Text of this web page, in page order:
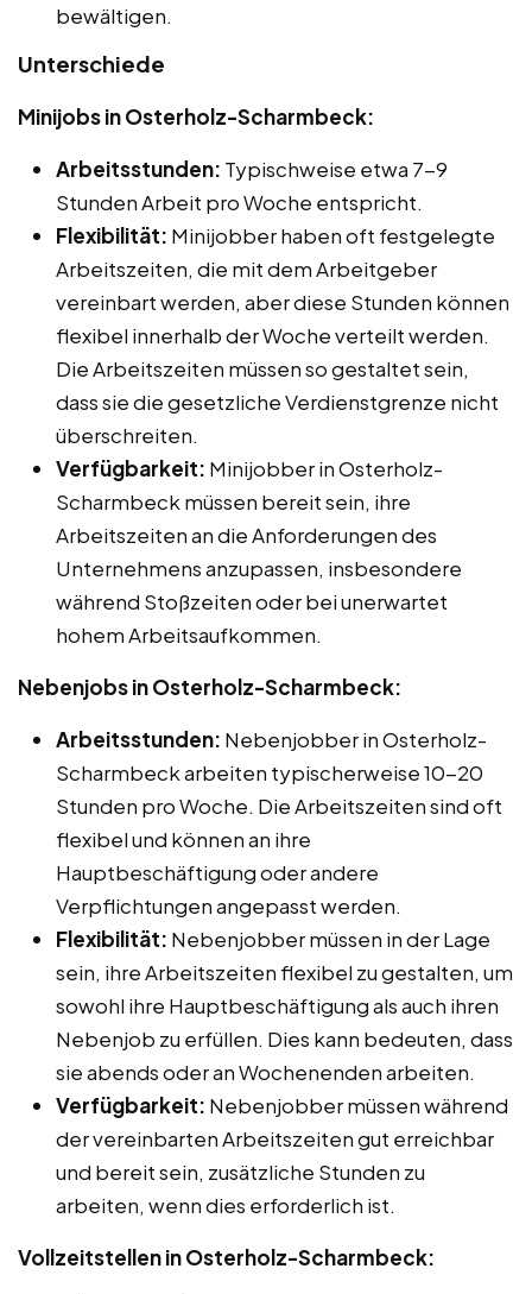
bewältigen.
Unterschiede
Minijobs in Osterholz-Scharmbeck:
Arbeitsstunden: Typischweise etwa 7-9
Stunden Arbeit pro Woche entspricht.
Flexibilität: Minijobber haben oft festgelegte
Arbeitszeiten, die mit dem Arbeitgeber
vereinbart werden, aber diese Stunden können
flexibel innerhalb der Woche verteilt werden.
Die Arbeitszeiten müssen so gestaltet sein,
dass sie die gesetzliche Verdienstgrenze nicht
überschreiten.
Verfügbarkeit: Minijobber in Osterholz-
Scharmbeck müssen bereit sein, ihre
Arbeitszeiten an die Anforderungen des
Unternehmens anzupassen, insbesondere
während Stoßzeiten oder bei unerwartet
hohem Arbeitsaufkommen.
Nebenjobs in Osterholz-Scharmbeck:
Arbeitsstunden: Nebenjobber in Osterholz-
Scharmbeck arbeiten typischerweise 10-20
Stunden pro Woche. Die Arbeitszeiten sind oft
flexibel und können an ihre
Hauptbeschäftigung oder andere
Verpflichtungen angepasst werden.
Flexibilität: Nebenjobber müssen in der Lage
sein, ihre Arbeitszeiten flexibel zu gestalten, um
sowohl ihre Hauptbeschäftigung als auch ihren
Nebenjob zu erfüllen. Dies kann bedeuten, dass
sie abends oder an Wochenenden arbeiten.
Verfügbarkeit: Nebenjobber müssen während
der vereinbarten Arbeitszeiten gut erreichbar
und bereit sein, zusätzliche Stunden zu
arbeiten, wenn dies erforderlich ist.
Vollzeitstellen in Osterholz-Scharmbeck: